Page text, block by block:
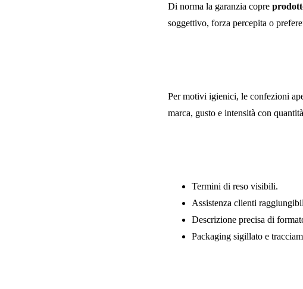
Di norma la garanzia copre
soggettivo, forza percepita o
Per motivi igienici, le confezioni
marca, gusto e intensità con
Termini di reso visibili.
Assistenza clienti
Descrizione precisa di
Packaging sigillato e